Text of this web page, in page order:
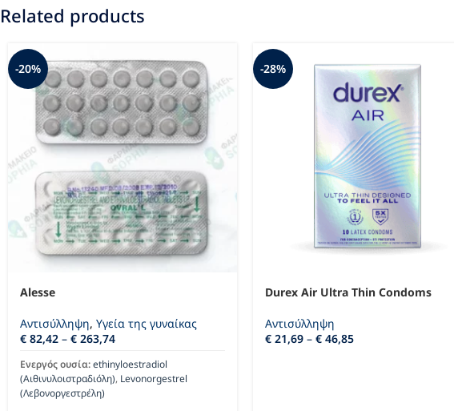
Related products
-20%
Alesse
Αντισύλληψη, Υγεία της γυναίκας
€ 82,42 – € 263,74
Ενεργός ουσία:ethinyloestradiol
(Αιθινυλοιστραδιόλη), Levonorgestrel
(Λεβονοργεστρέλη)
-28%
Durex Air Ultra Thin Condoms
Αντισύλληψη
€21,69 – €46,85